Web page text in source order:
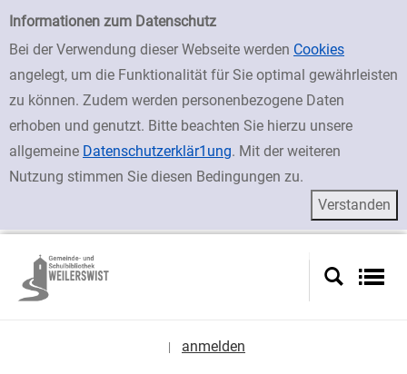
Einfache Suche
Informationen zum Datenschutz
Bei der Verwendung dieser Webseite werden Cookies
angelegt, um die Funktionalität für Sie optimal gewährleisten
zu können. Zudem werden personenbezogene Daten
erhoben und genutzt. Bitte beachten Sie hierzu unsere
allgemeine Datenschutzerklär1ung. Mit der weiteren
Nutzung stimmen Sie diesen Bedingungen zu.
zur Navigation springen
zum Inhalt springen
Zur Detailanzeige springen
anmelden